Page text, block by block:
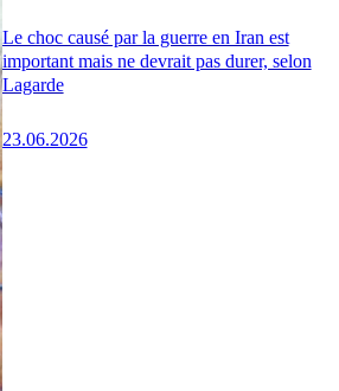
Le choc causé par la guerre en Iran est
important mais ne devrait pas durer, selon
Lagarde
23.06.2026